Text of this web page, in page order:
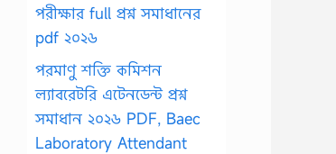
পরীক্ষার full প্রশ্ন সমাধানের
pdf ২০২৬
পরমাণু শক্তি কমিশন
ল্যাবরেটরি এটেনডেন্ট প্রশ্ন
সমাধান ২০২৬ PDF, Baec
Laboratory Attendant